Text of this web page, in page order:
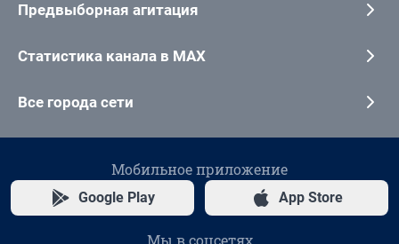
Предвыборная агитация
Статистика канала в MAX
Все города сети
Мобильное приложение
Google Play App Store
Мы в соцсетях